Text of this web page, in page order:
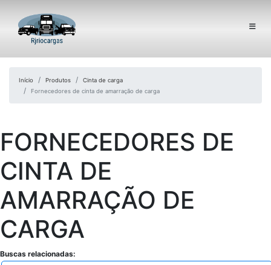
Início Produtos
Cinta de carga
Fornecedores de cinta de amarração de carga
FORNECEDORES DE
CINTA DE
AMARRAÇÃO DE
CARGA
Buscas relacionadas: